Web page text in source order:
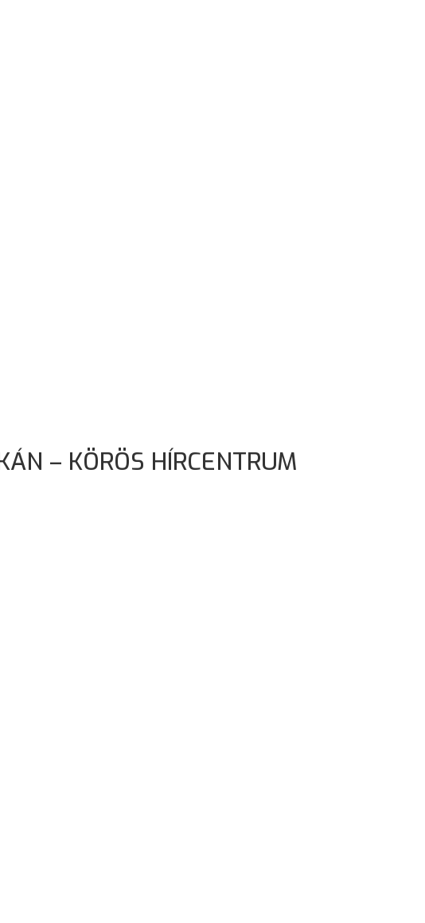
– KÖRÖS HÍRCENTRUM